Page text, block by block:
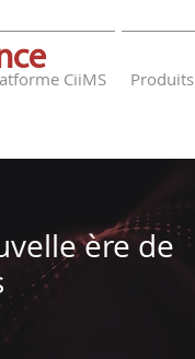
CiiMS Produits
ère de